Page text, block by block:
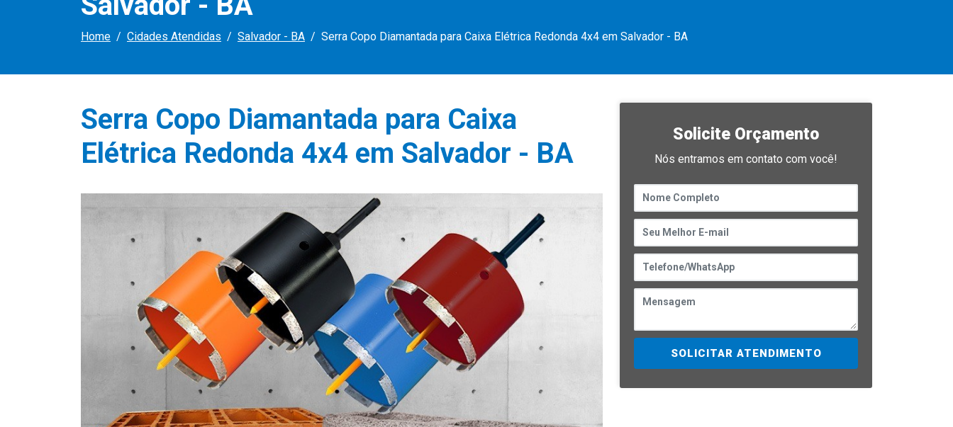
Home Cidades Atendidas Salvador - BA Serra Copo Diamantada para Caixa Elétrica Redonda 4x4 em Salvador - BA
Serra Copo Diamantada para Caixa
Elétrica Redonda 4x4 em Salvador - BA
Solicite Orçamento
Nós entramos em contato com você!
SOLICITAR ATENDIMENTO